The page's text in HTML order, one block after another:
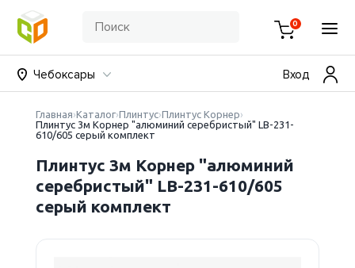
0
Чебоксары Вход
Главная Каталог Плинтус Плинтус Корнер
Плинтус 3м Корнер "алюминий серебристый" LB-231-
610/605 серый комплект
Плинтус 3м Корнер "алюминий
серебристый" LB-231-610/605
серый комплект